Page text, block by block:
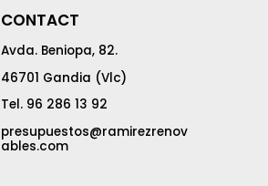
CONTACT
Avda. Beniopa, 82.
46701 Gandia (Vlc)
Tel. 96 286 13 92
presupuestos@ramirezrenov
ables.com